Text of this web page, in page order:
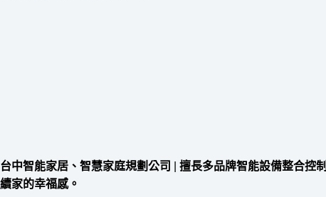
台中智能家居、智慧家庭規劃公司 擅長多品牌智能設備整合控制
續家的幸福感。